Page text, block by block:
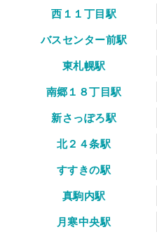
西１１丁目駅
バスセンター前駅
東札幌駅
南郷１８丁目駅
新さっぽろ駅
北２４条駅
すすきの駅
真駒内駅
月寒中央駅